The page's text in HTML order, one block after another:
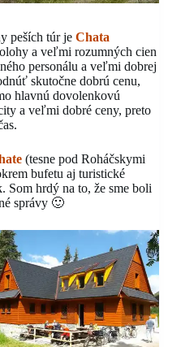
peších túr je Chata
a veľmi rozumných cien
personálu a veľmi dobrej
skutočne dobrú cenu,
hlavnú dovolenkovú
a veľmi dobré ceny, preto
(tesne pod Roháčskymi
bufetu aj turistické
Som hrdý na to, že sme boli
správy 🙂